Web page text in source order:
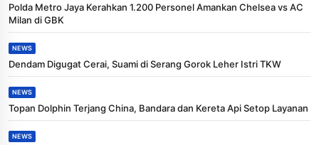
Polda Metro Jaya Kerahkan 1.200 Personel Amankan Chelsea vs AC
Milan di GBK
NEWS
Dendam Digugat Cerai, Suami di Serang Gorok Leher Istri TKW
NEWS
Topan Dolphin Terjang China, Bandara dan Kereta Api Setop Layanan
NEWS